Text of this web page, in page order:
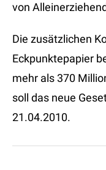
von
Die zusätzlichen
Eckpunktepapier
mehr als 370
soll das neue
21.04.2010.